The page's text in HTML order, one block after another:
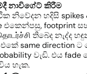
නාවිගේට් කිරීම
නිවේදන හදිසි
එකෙන්පසු, footprint
තිබේද නැද්ද
එකේ same direction
වැඩි. එය
හැක.